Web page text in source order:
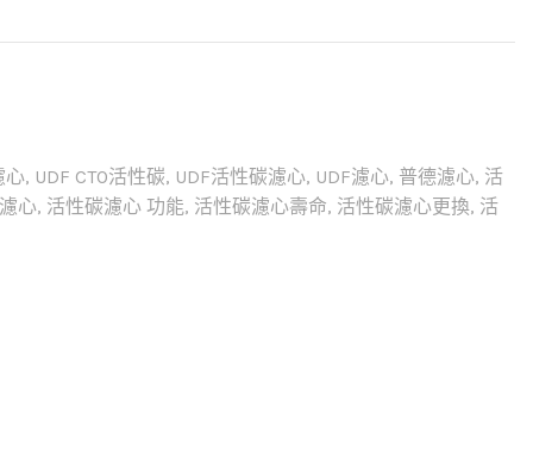
心, UDF CTO活性碳, UDF活性碳濾心, UDF濾心, 普德濾心, 活
心, 活性碳濾心 功能, 活性碳濾心壽命, 活性碳濾心更換, 活